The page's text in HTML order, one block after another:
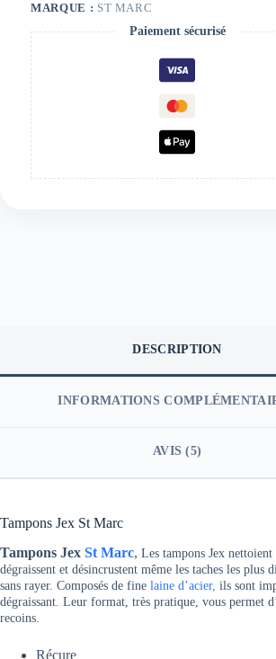
MARQUE : ST MARC
Paiement sécurisé
DESCRIPTION
INFORMATIONS
AVIS (5)
Tampons Jex St Marc
Tampons Jex St Marc, Les tampons Jex
dégraissent et désincrustent même les taches les
sans rayer. Composés de fine laine d’acier, ils sont
dégraissant. Leur format, très pratique, vous permet
recoins.
Récure